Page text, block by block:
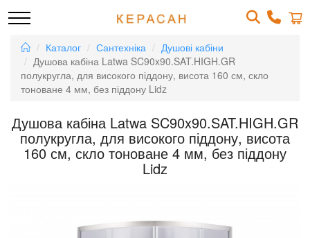
Каталог Сантехніка
Душові кабіни
Душова кабіна Latwa SC90x90.SAT.HIGH.GR
полукругла, для високого піддону, висота 160 см, скло
тоноване 4 мм, без піддону Lidz
Душова кабіна Latwa SC90x90.SAT.HIGH.GR
полукругла, для високого піддону, висота
160 см, скло тоноване 4 мм, без піддону
Lidz